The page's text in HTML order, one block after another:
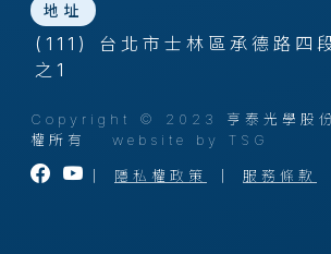
地址
(111) 台北市士林區承德路四
之1
Copyright © 2023 亨泰光學股份
權所有 website by TSG
隱私權政策 服務條款